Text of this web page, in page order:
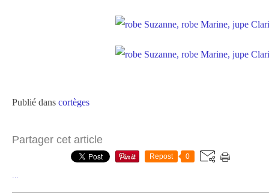
Publié dans cortèges
Partager cet article
Repost 0